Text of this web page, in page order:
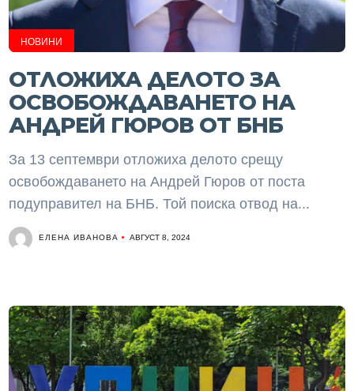
НОВИНИ
ОТЛОЖИХА ДЕЛОТО ЗА
ОСВОБОЖДАВАНЕТО НА
АНДРЕЙ ГЮРОВ ОТ БНБ
За 13 септември отложиха делото срещу
освобождаването на Андрей Гюров от поста
подуправител на БНБ. Той поиска отвод на...
ЕЛЕНА ИВАНОВА АВГУСТ 8, 2024